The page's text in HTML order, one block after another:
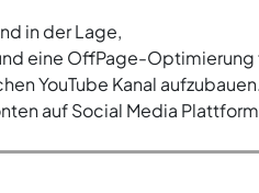
in der Lage,
eine OffPage-Optimierung
YouTube Kanal aufzubauen.
auf Social Media